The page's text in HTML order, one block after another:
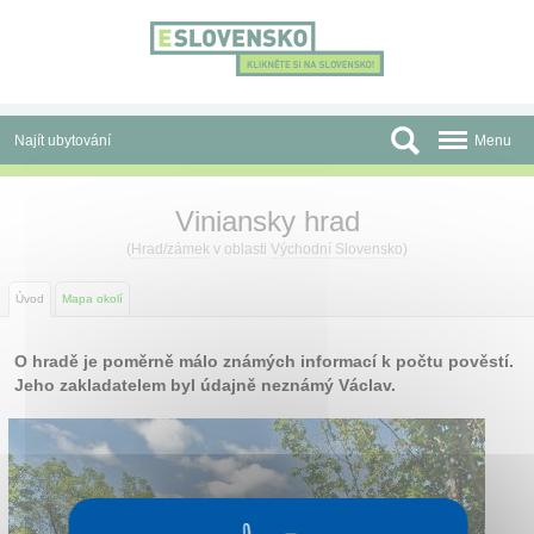
Najít ubytování
Slevy a Last Minute
Autobusové zájezdy
Před cestou
O nás
Menu
Viniansky hrad
( Hrad/zámek v oblasti Východní Slovensko)
Úvod Mapa okolí
O hradě je poměrně málo známých informací k počtu pověstí.
Jeho zakladatelem byl údajně neznámý Václav.